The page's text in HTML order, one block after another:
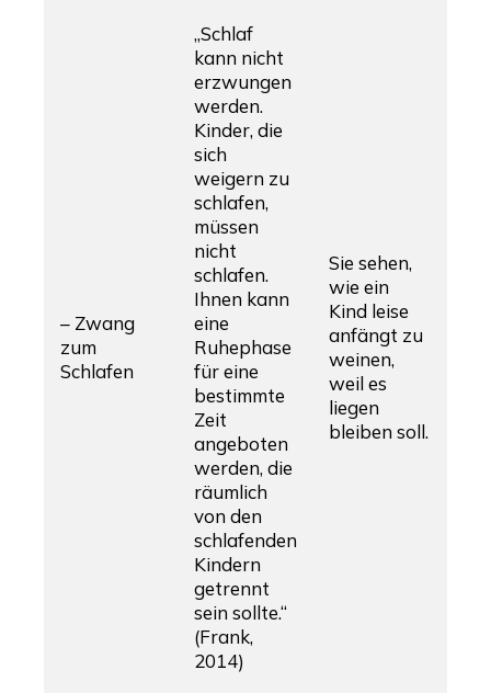
– Zwang
zum
Schlafen
„Schlaf
kann nicht
erzwungen
werden.
Kinder, die
sich
weigern zu
schlafen,
müssen
nicht
schlafen.
Ihnen kann
eine
Ruhephase
für eine
bestimmte
Zeit
angeboten
werden, die
räumlich
von den
schlafenden
Kindern
getrennt
sein sollte.“
(Frank,
2014)
Sie sehen,
wie ein
Kind leise
anfängt zu
weinen,
weil es
liegen
bleiben soll.